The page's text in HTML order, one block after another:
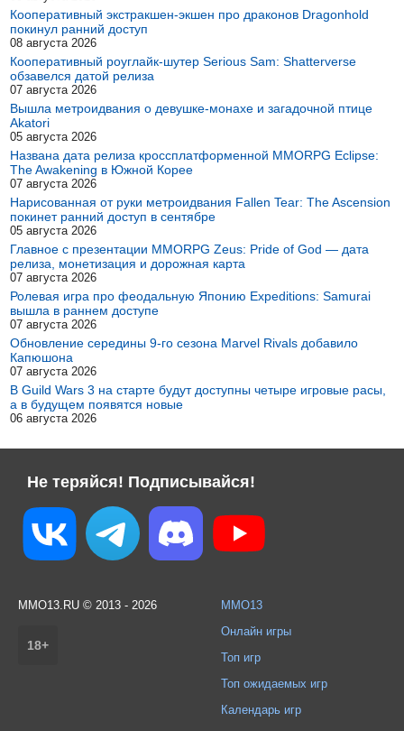
Кооперативный экстракшен-экшен про драконов Dragonhold
покинул ранний доступ
08 августа 2026
Кооперативный роуглайк-шутер Serious Sam: Shatterverse
обзавелся датой релиза
07 августа 2026
Вышла метроидвания о девушке-монахе и загадочной птице
Akatori
05 августа 2026
Названа дата релиза кроссплатформенной MMORPG Eclipse:
The Awakening в Южной Корее
07 августа 2026
Нарисованная от руки метроидвания Fallen Tear: The Ascension
покинет ранний доступ в сентябре
05 августа 2026
Главное с презентации MMORPG Zeus: Pride of God — дата
релиза, монетизация и дорожная карта
07 августа 2026
Ролевая игра про феодальную Японию Expeditions: Samurai
вышла в раннем доступе
07 августа 2026
Обновление середины 9-го сезона Marvel Rivals добавило
Капюшона
07 августа 2026
В Guild Wars 3 на старте будут доступны четыре игровые расы,
а в будущем появятся новые
06 августа 2026
Не теряйся! Подписывайся!
MMO13.RU © 2013 - 2026
18+
MMO13
Онлайн игры
Топ игр
Топ ожидаемых игр
Календарь игр